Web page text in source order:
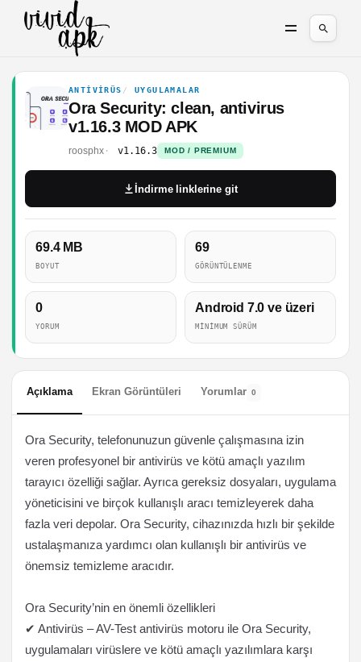
ANTIVIRÜS UYGULAMALAR
Ora Security: clean, antivirus
v1.16.3 MOD APK
roosphx v1.16.3 MOD / PREMIUM
69.4 MB
BOYUT
69
GÖRÜNTÜLENME
0
YORUM
Android 7.0 ve üzeri
MINIMUM SÜRÜM
İndirme linklerine git
Açıklama Ekran Görüntüleri Yorumlar 0
Ora Security, telefonunuzun güvenle çalışmasına izin
veren profesyonel bir antivirüs ve kötü amaçlı yazılım
tarayıcı özelliği sağlar. Ayrıca gereksiz dosyaları, uygulama
yöneticisini ve birçok kullanışlı aracı temizleyerek daha
fazla veri depolar. Ora Security, cihazınızda hızlı bir şekilde
ustalaşmanıza yardımcı olan kullanışlı bir antivirüs ve
önemsiz temizleme aracıdır.
Ora Security’nin en önemli özellikleri
✔ Antivirüs – AV-Test antivirüs motoru ile Ora Security,
uygulamaları virüslere ve kötü amaçlı yazılımlara karşı